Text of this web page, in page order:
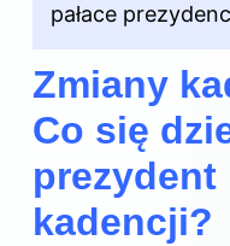
pałace
Zmiany
Co się
kadencji?